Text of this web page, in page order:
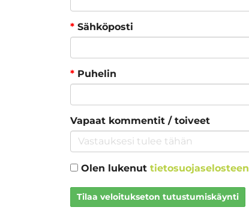
* Sähköposti
* Puhelin
Vapaat kommentit / toiveet
Olen lukenut tietosuojaselosteen
Tilaa veloitukseton tutustumiskäynti